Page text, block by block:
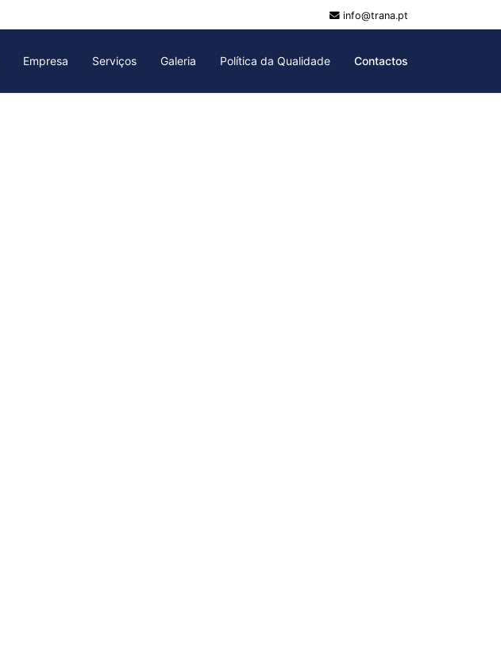
info@trana.pt
Empresa Serviços Galeria Política da Qualidade Contactos